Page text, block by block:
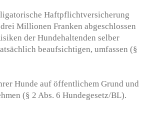
Haftpflichtversicherung
Millionen Franken abgeschlossen
der Hundehaltenden selber
beaufsichtigen, umfassen (§
Hunde auf öffentlichem Grund und
(§ 2 Abs. 6 Hundegesetz/BL).